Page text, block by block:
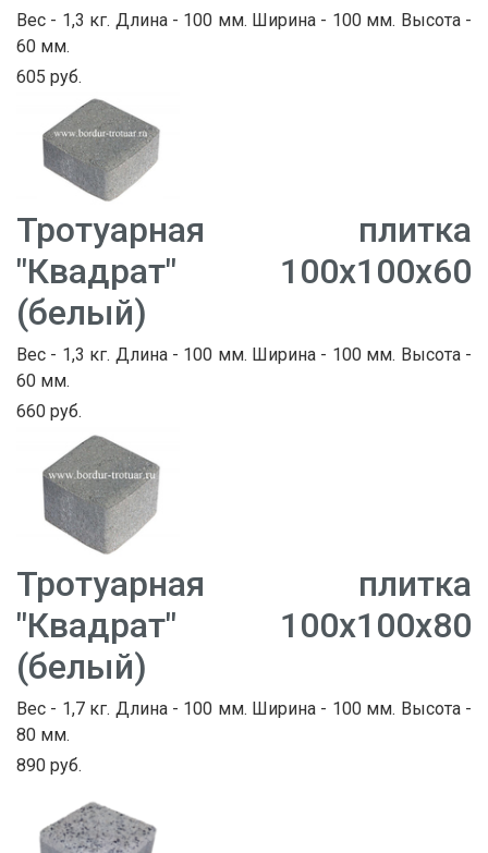
Вес - 1,3 кг. Длина - 100 мм. Ширина - 100 мм. Высота -
60 мм.
605 руб.
Тротуарная плитка
"Квадрат" 100х100х60
(белый)
Вес - 1,3 кг. Длина - 100 мм. Ширина - 100 мм. Высота -
60 мм.
660 руб.
Тротуарная плитка
"Квадрат" 100х100х80
(белый)
Вес - 1,7 кг. Длина - 100 мм. Ширина - 100 мм. Высота -
80 мм.
890 руб.